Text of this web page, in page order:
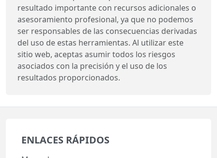
resultado importante con recursos adicionales o
asesoramiento profesional, ya que no podemos
ser responsables de las consecuencias derivadas
del uso de estas herramientas. Al utilizar este
sitio web, aceptas asumir todos los riesgos
asociados con la precisión y el uso de los
resultados proporcionados.
ENLACES RÁPIDOS